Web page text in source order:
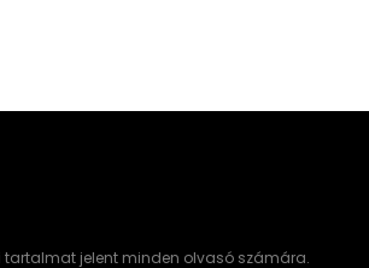
tartalmat jelent minden olvasó számára.